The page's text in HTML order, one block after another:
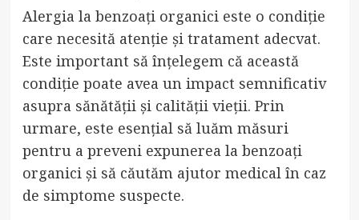
Alergia la benzoați organici este o condiție
care necesită atenție și tratament adecvat.
Este important să înțelegem că această
condiție poate avea un impact semnificativ
asupra sănătății și calității vieții. Prin
urmare, este esențial să luăm măsuri
pentru a preveni expunerea la benzoați
organici și să căutăm ajutor medical în caz
de simptome suspecte.